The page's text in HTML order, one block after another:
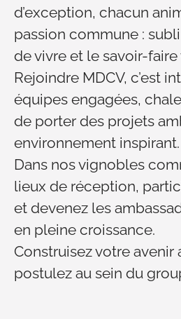
d’exception, chacun
passion commune :
de vivre et le savoir-
Rejoindre MDCV, c’est
équipes engagées,
de porter des projets
environnement inspirant.
Dans nos vignobles
lieux de réception,
et devenez les
en pleine croissance.
Construisez votre avenir
postulez au sein du